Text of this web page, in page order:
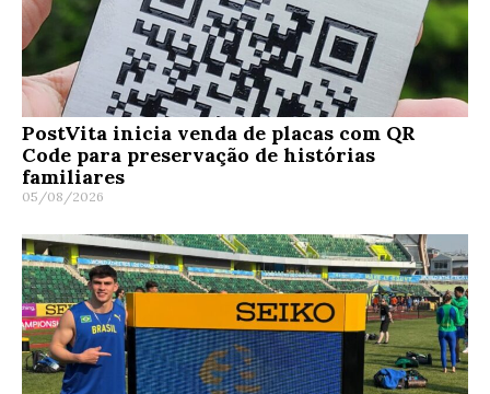
PostVita inicia venda de placas com QR
Code para preservação de histórias
familiares
05/08/2026